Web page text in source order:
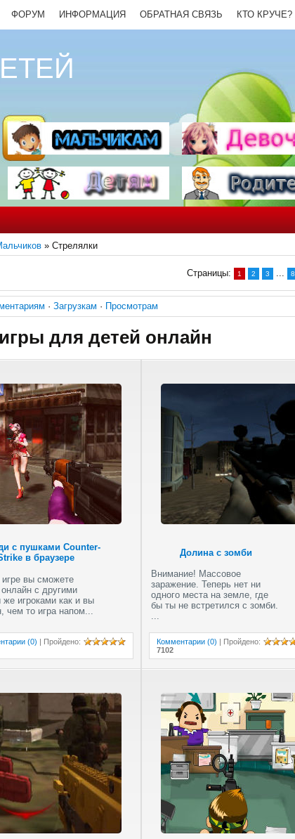
ФОРУМ ИНФОРМАЦИЯ ОБРАТНАЯ СВЯЗЬ КТО КРУЧЕ?
Мертвый Зед 2
Фантастические
танки
CS Леди с
пушками
Counter-Strike в
браузере
» Стрелялки
Страницы: 1 2 3 8
· Загрузкам · Просмотрам
для детей онлайн
с пушками Counter-
в браузере
игре вы сможете
онлайн с другими
же игроками как и вы
чем то игра напом...
(0) Пройдено:
Долина с зомби
Внимание! Массовое
заражение. Теперь нет ни
одного места на земле, где
бы ты не встретился с зомби.
...
Комментарии (0) Пройдено:
7102